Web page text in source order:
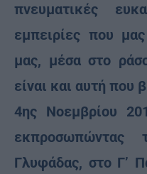
πνευματικές
εμπειρίες που
μας, μέσα στο
είναι και αυτή που
4ης Νοεμβρίου
εκπροσωπώντας
Γλυφάδας, στο Γ’